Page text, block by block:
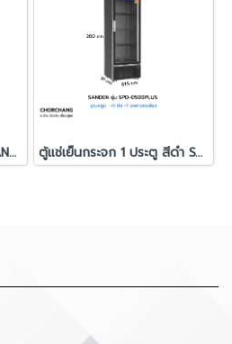
ตู้แช่เย็น 1 ประตู 9.4 คิว SANDEN รุ่น SPC-0290 ตู้แช่เย็นกระจก 1 ประตู สีดำ SANDEN รุ่น SPD-0500PLUS